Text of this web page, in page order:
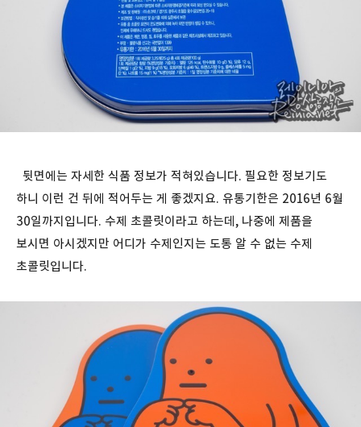
뒷면에는 자세한 식품 정보가 적혀있습니다. 필요한 정보기도
하니 이런 건 뒤에 적어두는 게 좋겠지요. 유통기한은 2016년 6월
30일까지입니다. 수제 초콜릿이라고 하는데, 나중에 제품을
보시면 아시겠지만 어디가 수제인지는 도통 알 수 없는 수제
초콜릿입니다.